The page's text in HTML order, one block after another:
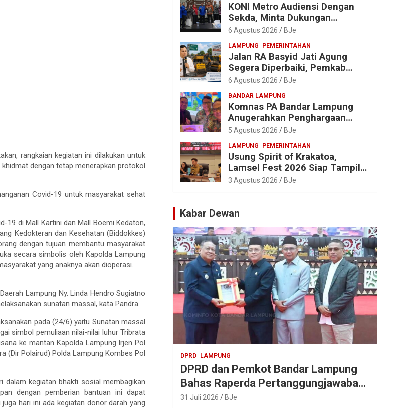
rangkaian kegiatan ini dilakukan untuk
dengan tetap menerapkan protokol
Covid-19 untuk masyarakat sehat
19 di Mall Kartini dan Mall Boemi Kedaton,
Kedokteran dan Kesehatan (Biddokkes)
dengan tujuan membantu masyarakat
secara simbolis oleh Kapolda Lampung
yang anaknya akan dioperasi.
Lampung Ny. Linda Hendro Sugiatno
sunatan massal, kata Pandra.
pada (24/6) yaitu Sunatan massal
simbol pemuliaan nilai-nilai luhur Tribrata
ke mantan Kapolda Lampung Irjen Pol
(Dir Polairud) Polda Lampung Kombes Pol
kegiatan bhakti sosial membagikan
dengan pemberian bantuan ini dapat
hari ini ada kegiatan donor darah yang
KONI Metro Audiensi Dengan
Sekda, Minta Dukungan
Anggaran Jelang Porprov X
6 Agustus 2026 BJe
LAMPUNG PEMERINTAHAN
Jalan RA Basyid Jati Agung
Segera Diperbaiki, Pemkab
Lampung Selatan Alokasikan
6 Agustus 2026 BJe
BANDAR LAMPUNG
Komnas PA Bandar Lampung
Anugerahkan Penghargaan
kepada Kombes Pol. Alfret
5 Agustus 2026 BJe
LAMPUNG PEMERINTAHAN
Usung Spirit of Krakatoa,
Lamsel Fest 2026 Siap Tampil
Lebih Spektakuler dengan
Empat Event Ikonik dan Deretan
3 Agustus 2026 BJe
Kabar Dewan
DPRD LAMPUNG
DPRD dan Pemkot Bandar Lampung
Bahas Raperda Pertanggungjawaban
APBD 2025
31 Juli 2026 BJe